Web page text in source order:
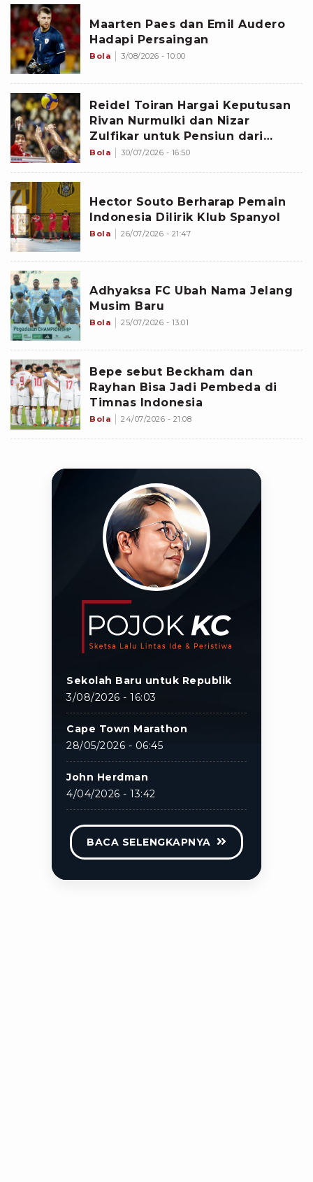
Maarten Paes dan Emil Audero
Hadapi Persaingan
Bola 3/08/2026 - 10:00
Reidel Toiran Hargai Keputusan
Rivan Nurmulki dan Nizar
Zulfikar untuk Pensiun dari
Timnas Voli Indonesia
Bola 30/07/2026 - 16:50
Hector Souto Berharap Pemain
Indonesia Dilirik Klub Spanyol
Bola 26/07/2026 - 21:47
Adhyaksa FC Ubah Nama Jelang
Musim Baru
Bola 25/07/2026 - 13:01
Bepe sebut Beckham dan
Rayhan Bisa Jadi Pembeda di
Timnas Indonesia
Bola 24/07/2026 - 21:08
Sekolah Baru untuk Republik
3/08/2026 - 16:03
Cape Town Marathon
28/05/2026 - 06:45
John Herdman
4/04/2026 - 13:42
BACA SELENGKAPNYA